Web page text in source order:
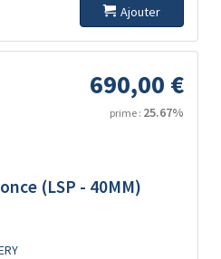
Ajouter
690,00 €
prime : 25.67%
(LSP - 40MM)